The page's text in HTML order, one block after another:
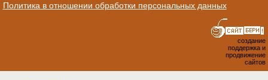
Политика в отношении обработки персональных данных
создание
поддержка и
продвижение
сайтов